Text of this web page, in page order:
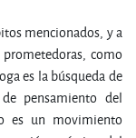
mencionados, y a
como
es la búsqueda de
pensamiento del
es un movimiento